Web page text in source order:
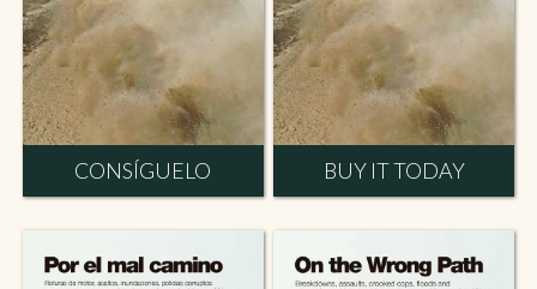
CONSÍGUELO BUY IT TODAY